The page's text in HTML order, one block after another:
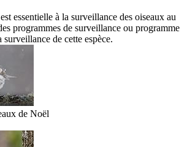
essentielle à la surveillance des oiseaux au
programmes de surveillance ou programme
de cette espèce.
de Noël